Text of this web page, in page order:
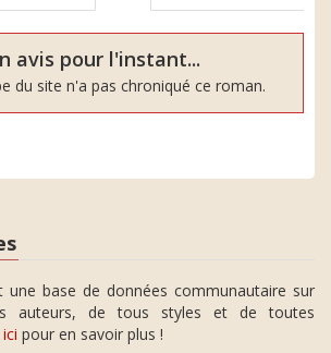
avis pour l'instant...
du site n'a pas chroniqué ce roman.
une base de données communautaire sur
auteurs, de tous styles et de toutes
pour en savoir plus !